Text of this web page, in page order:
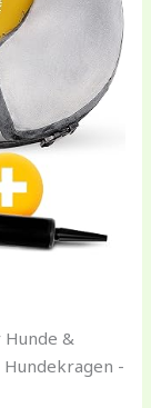
&
Hundekragen -